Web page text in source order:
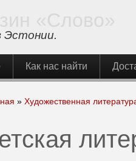
Эстонии.
Как нас найти
» Художественная